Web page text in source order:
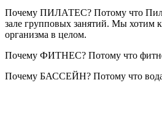
Почему ПИЛАТЕС? Потому что
зале групповых занятий. Мы хотим
организма в целом.
Почему ФИТНЕС? Потому что
Почему БАССЕЙН? Потому что вода